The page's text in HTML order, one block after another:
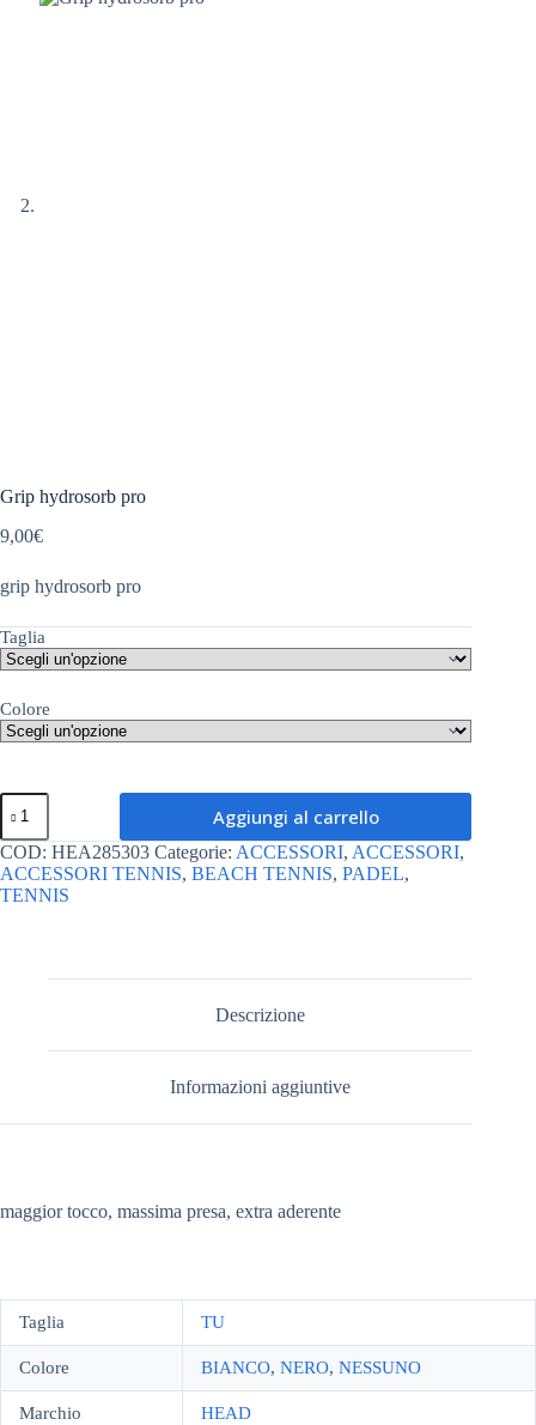
Grip hydrosorb pro
9,00€
grip hydrosorb pro
Taglia
Colore
Grip
hydrosorb
pro
quantità
Aggiungi al carrello
COD: HEA285303 Categorie: ACCESSORI, ACCESSORI,
ACCESSORI TENNIS, BEACH TENNIS, PADEL,
TENNIS
Descrizione
Informazioni aggiuntive
maggior tocco, massima presa, extra aderente
Taglia TU
Colore BIANCO, NERO, NESSUNO
Marchio HEAD